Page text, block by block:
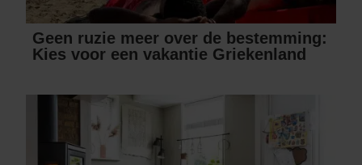
Geen ruzie meer over de bestemming:
Kies voor een vakantie Griekenland